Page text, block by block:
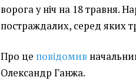
ворога у ніч на 18 травня.
постраждалих, серед яких
Про це повідомив
Олександр Ганжа.